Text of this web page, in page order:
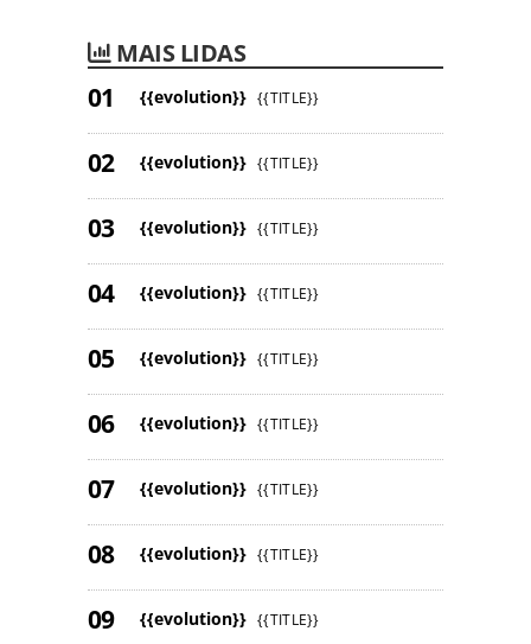
MAIS LIDAS
{{evolution}} {{TITLE}}
{{evolution}} {{TITLE}}
{{evolution}} {{TITLE}}
{{evolution}} {{TITLE}}
{{evolution}} {{TITLE}}
{{evolution}} {{TITLE}}
{{evolution}} {{TITLE}}
{{evolution}} {{TITLE}}
{{evolution}} {{TITLE}}